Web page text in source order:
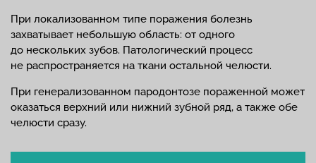
При локализованном типе поражения болезнь
захватывает небольшую область: от одного
до нескольких зубов. Патологический процесс
не распространяется на ткани остальной челюсти.
При генерализованном пародонтозе пораженной может
оказаться верхний или нижний зубной ряд, а также обе
челюсти сразу.